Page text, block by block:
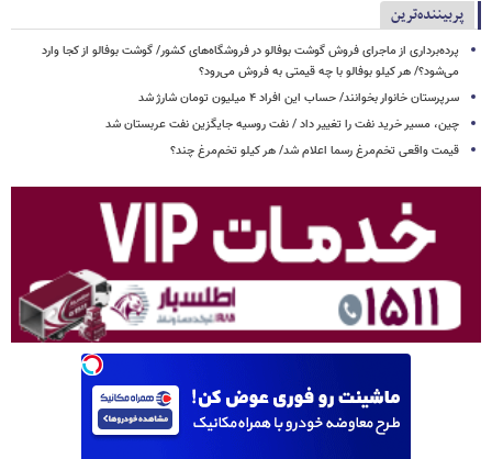
پربیننده‌ترین
پرده‌برداری از ماجرای فروش گوشت بوفالو در فروشگاه‌های کشور/ گوشت بوفالو از کجا وارد
می‌شود؟/ هر کیلو بوفالو با چه قیمتی به فروش می‌رود؟
سرپرستان خانوار بخوانند/ حساب این افراد ۴ میلیون تومان شارژ شد
چین، مسیر خرید نفت را تغییر داد / نفت روسیه جایگزین نفت عربستان شد
قیمت واقعی تخم‌مرغ رسما اعلام شد/ هر کیلو تخم‌مرغ چند؟